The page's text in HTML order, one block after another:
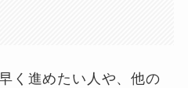
く進めたい人や、他の